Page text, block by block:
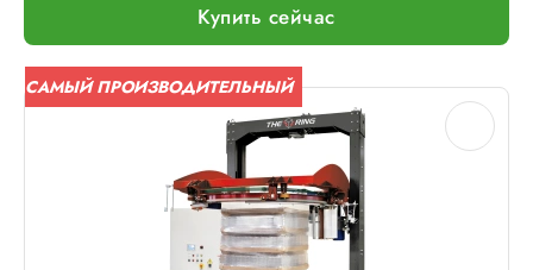
Купить сейчас
САМЫЙ ПРОИЗВОДИТЕЛЬНЫЙ